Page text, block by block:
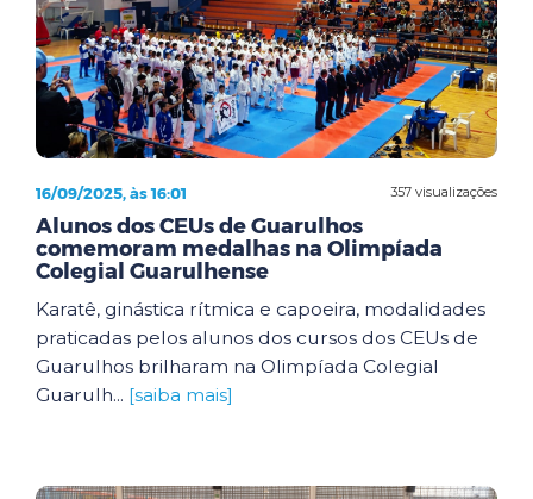
357 visualizações
16/09/2025, às 16:01
Alunos dos CEUs de Guarulhos
comemoram medalhas na Olimpíada
Colegial Guarulhense
Karatê, ginástica rítmica e capoeira, modalidades
praticadas pelos alunos dos cursos dos CEUs de
Guarulhos brilharam na Olimpíada Colegial
Guarulh... [saiba mais]